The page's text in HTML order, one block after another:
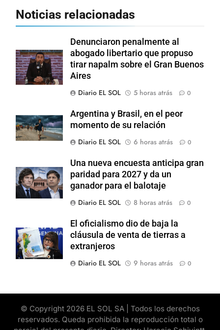
Noticias relacionadas
Denunciaron penalmente al
abogado libertario que propuso
tirar napalm sobre el Gran Buenos
Aires
Diario EL SOL
5 horas atrás 0
Argentina y Brasil, en el peor
momento de su relación
Diario EL SOL
6 horas atrás 0
Una nueva encuesta anticipa gran
paridad para 2027 y da un
ganador para el balotaje
Diario EL SOL
8 horas atrás 0
El oficialismo dio de baja la
cláusula de venta de tierras a
extranjeros
Diario EL SOL
9 horas atrás 0
© Copyright 2026 EL SOL SA | Todos los derechos
reservados. Queda prohibida la reproducción total o